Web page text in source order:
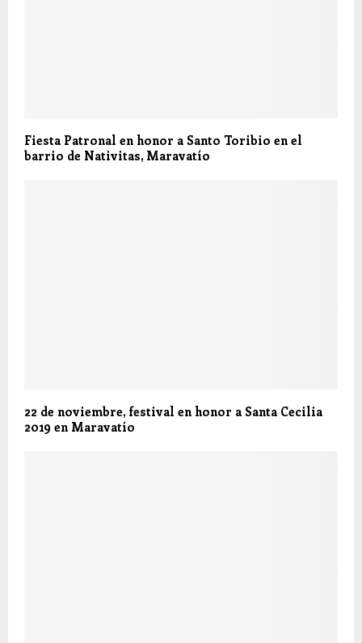
Fiesta Patronal en honor a Santo Toribio en el
barrio de Nativitas, Maravatío
22 de noviembre, festival en honor a Santa Cecilia
2019 en Maravatío